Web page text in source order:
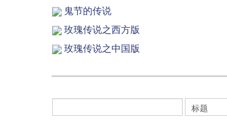
鬼节的传说
玫瑰传说之西方版
玫瑰传说之中国版